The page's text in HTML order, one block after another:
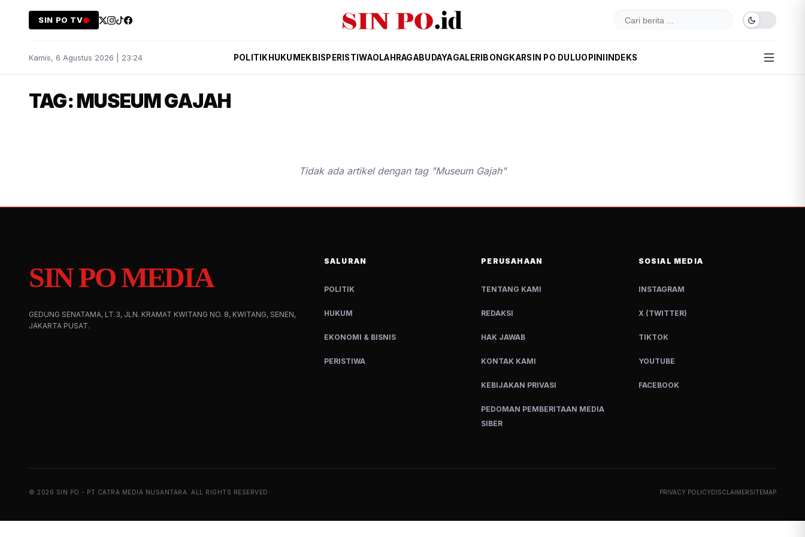
SIN PO TV
Kamis, 6 Agustus 2026 | 23:24 POLITIK HUKUM EKBIS PERISTIWAOLAHRAGABUDAYAGALERI BONGKARSIN PO DULUOPINI INDEKS
TAG: MUSEUM GAJAH
Tidak ada artikel dengan tag "Museum Gajah"
SIN PO MEDIA
GEDUNG SENATAMA, LT.3, JLN. KRAMAT KWITANG NO. 8, KWITANG, SENEN,
JAKARTA PUSAT.
SALURAN
POLITIK
HUKUM
EKONOMI & BISNIS
PERISTIWA
PERUSAHAAN
TENTANG KAMI
REDAKSI
HAK JAWAB
KONTAK KAMI
KEBIJAKAN PRIVASI
PEDOMAN PEMBERITAAN MEDIA
SIBER
SOSIAL MEDIA
INSTAGRAM
X (TWITTER)
TIKTOK
YOUTUBE
FACEBOOK
© 2026 SIN PO - PT CATRA MEDIA NUSANTARA. ALL RIGHTS RESERVED. PRIVACY POLICYDISCLAIMERSITEMAP